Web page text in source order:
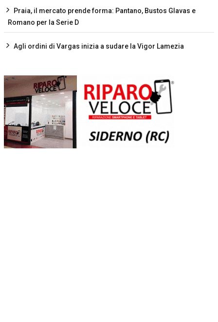
Praia, il mercato prende forma: Pantano, Bustos Glavas e
Romano per la Serie D
Agli ordini di Vargas inizia a sudare la Vigor Lamezia